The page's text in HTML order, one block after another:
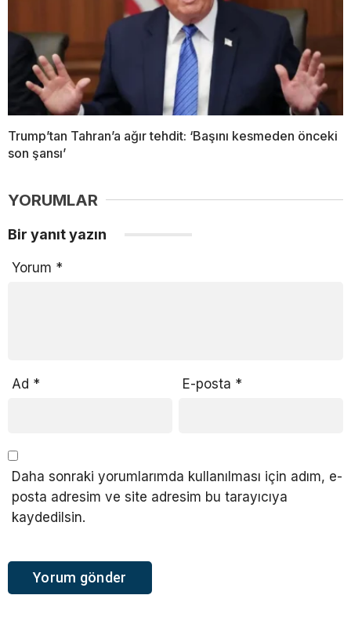
Trump’tan Tahran’a ağır tehdit: ‘Başını kesmeden önceki
son şansı’
YORUMLAR
Bir yanıt yazın
Yorum *
Ad * E-posta *
Daha sonraki yorumlarımda kullanılması için adım, e-
posta adresim ve site adresim bu tarayıcıya
kaydedilsin.